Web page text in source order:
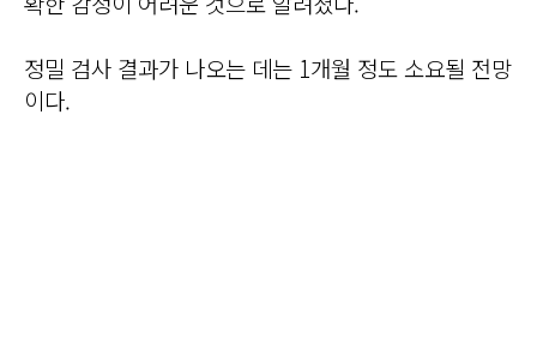
정밀 검사 결과가 나오는 데는 1개월 정도 소요될 전망
이다.